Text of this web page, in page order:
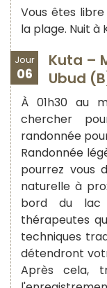
Vous êtes
la plage. Nuit à
Jour
06
Kuta –
Ubud
À 01h30 au
chercher
randonnée
Randonnée
pourrez vous
naturelle à
bord du lac
thérapeutes
techniques
détendront
Après cela,